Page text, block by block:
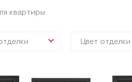
квартиры
Цвет отделки